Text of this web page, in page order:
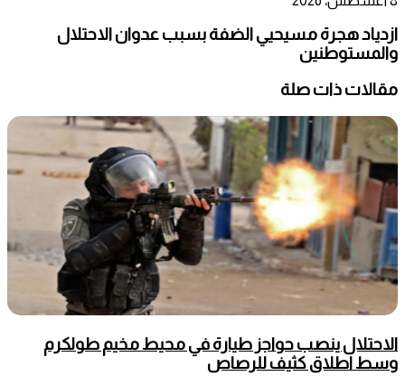
ازدياد هجرة مسيحيي الضفة بسبب عدوان الاحتلال
والمستوطنين
مقالات ذات صلة
الاحتلال ينصب حواجز طيارة في محيط مخيم طولكرم
وسط اطلاق كثيف للرصاص